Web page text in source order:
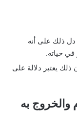
ذلك على أنه
حياته.
ذلك يعتبر دلالة على
والخروج به